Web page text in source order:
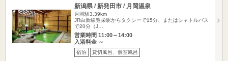
新潟県 / 新発田市 / 月岡温泉
月岡駅3.39km
JR白新線豊栄駅からタクシーで15分、またはシャトルバス
で20分（J…
営業時間 11:00～14:00
入浴料金 ～
宿泊 貸切風呂、個室風呂